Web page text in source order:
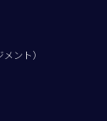
ント）